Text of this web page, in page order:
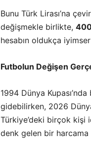
Bunu Türk Lirası’na
değişmekle birlikte,
hesabın oldukça
Futbolun Değişen
1994 Dünya
gidebilirken, 2026
Türkiye’deki birçok kişi
denk gelen bir